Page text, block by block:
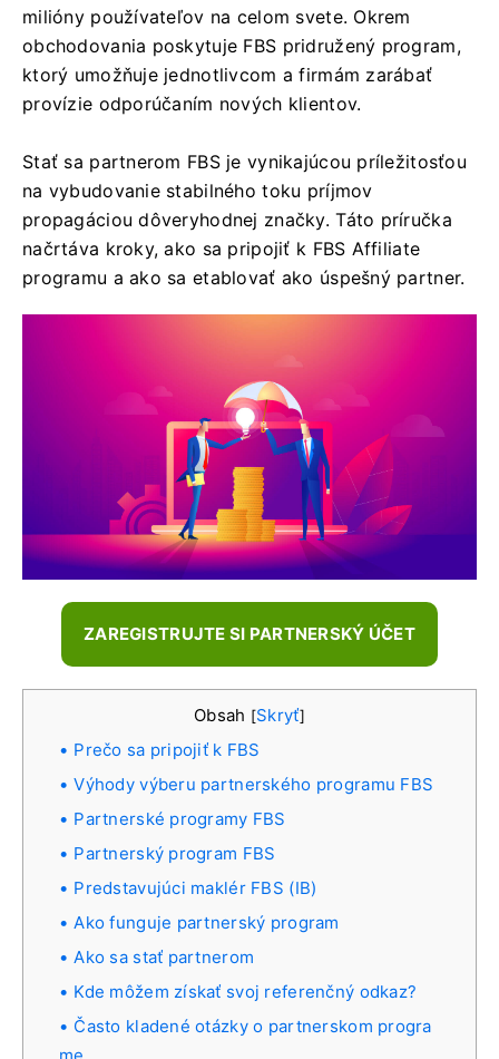
milióny používateľov na celom svete. Okrem
obchodovania poskytuje FBS pridružený program,
ktorý umožňuje jednotlivcom a firmám zarábať
provízie odporúčaním nových klientov.
Stať sa partnerom FBS je vynikajúcou príležitosťou
na vybudovanie stabilného toku príjmov
propagáciou dôveryhodnej značky. Táto príručka
načrtáva kroky, ako sa pripojiť k FBS Affiliate
programu a ako sa etablovať ako úspešný partner.
ZAREGISTRUJTE SI PARTNERSKÝ ÚČET
Obsah [Skryť]
Prečo sa pripojiť k FBS
Výhody výberu partnerského programu FBS
Partnerské programy FBS
Partnerský program FBS
Predstavujúci maklér FBS (IB)
Ako funguje partnerský program
Ako sa stať partnerom
Kde môžem získať svoj referenčný odkaz?
Často kladené otázky o partnerskom progra